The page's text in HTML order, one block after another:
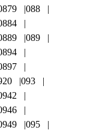
088
089
093
095